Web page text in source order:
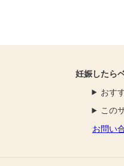
妊娠したら
おす
この
お問い